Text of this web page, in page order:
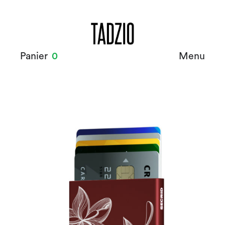
Panier 0 Menu